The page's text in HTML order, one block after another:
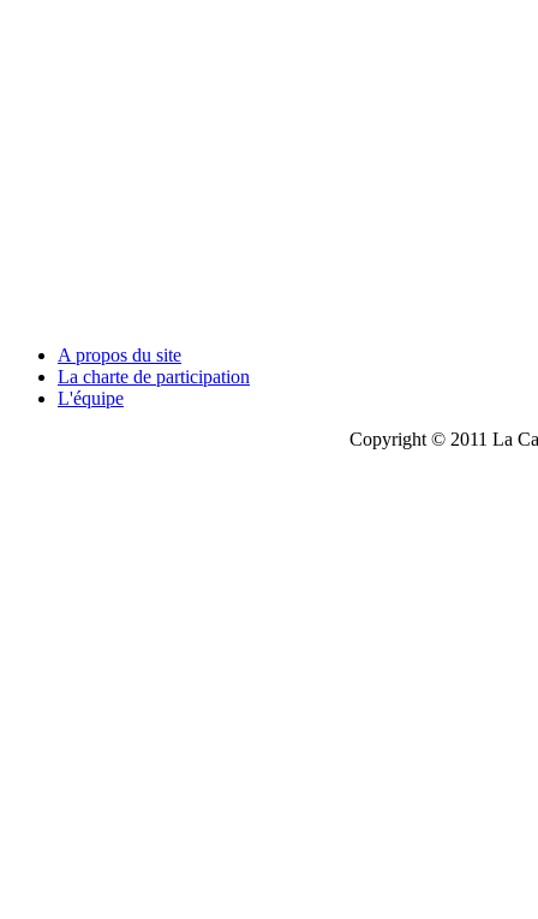
A propos du site
La charte de participation
L'équipe
Copyright © 2011 La